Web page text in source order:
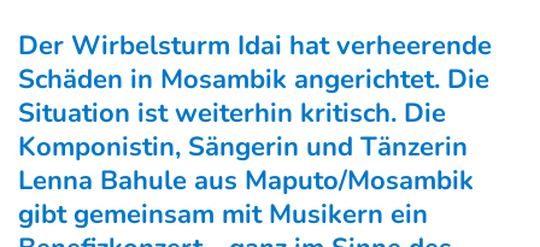
Der Wirbelsturm Idai hat verheerende
Schäden in Mosambik angerichtet. Die
Situation ist weiterhin kritisch. Die
Komponistin, Sängerin und Tänzerin
Lenna Bahule aus Maputo/Mosambik
gibt gemeinsam mit Musikern ein